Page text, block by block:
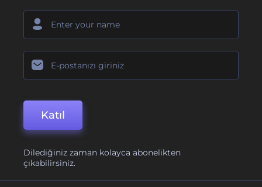
Katıl
Dilediğiniz zaman kolayca abonelikten
çıkabilirsiniz.